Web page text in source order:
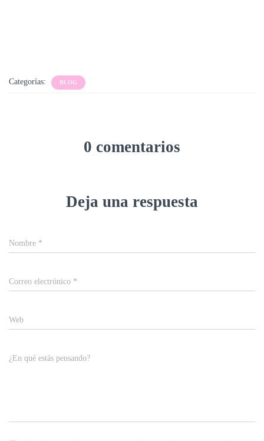
Categorías: BLOG
0 comentarios
Deja una respuesta
Nombre *
Correo electrónico *
Web
¿En qué estás pensando?